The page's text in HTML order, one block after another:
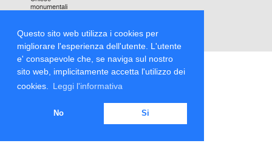
Questo sito web utilizza i cookies per
migliorare l'esperienza dell'utente. L'utente
e' consapevole che, se naviga sul nostro
sito web, implicitamente accetta l'utilizzo dei
cookies.
Leggi l'informativa
No Si
monumentali